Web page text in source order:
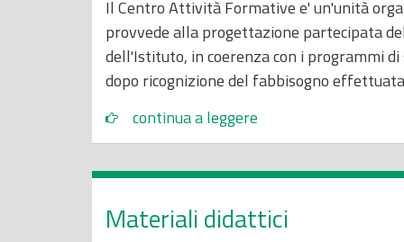
Il Centro Attività Formative e' un'unità
provvede alla progettazione partecipata
dell'Istituto, in coerenza con i programmi
dopo ricognizione del fabbisogno
continua a leggere
Materiali didattici